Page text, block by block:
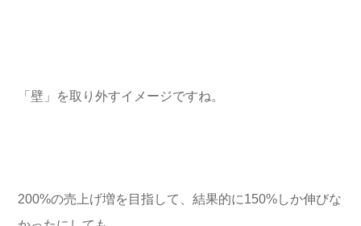
「壁」を取り外すイメージですね。
200%の売上げ増を目指して、結果的に150%しか伸びな